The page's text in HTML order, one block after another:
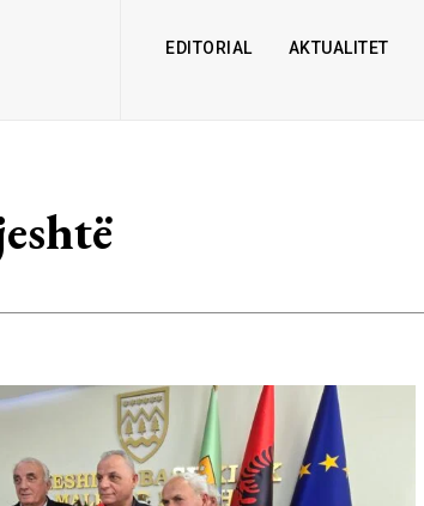
EDITORIAL AKTUALITET